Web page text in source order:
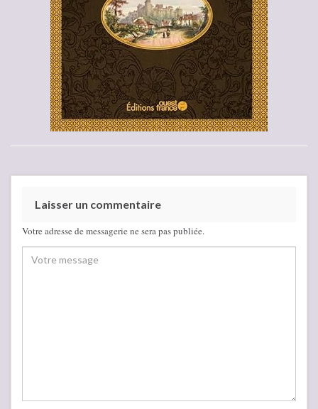
Laisser un commentaire
Votre adresse de messagerie ne sera pas publiée.